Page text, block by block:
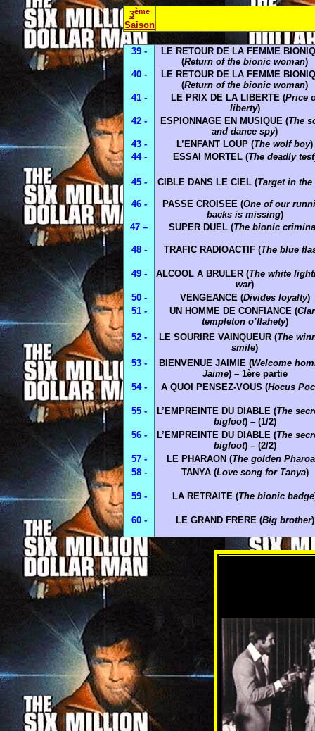
3ème
Saison
39 -
LE RETOUR DE LA FEMME
(Return of the bionic woman)
40 -
LE RETOUR DE LA FEMME
(Return of the bionic woman)
41 -
LE PRIX DE LA LIBERTE (Price
liberty)
42 -
ESPIONNAGE EN MUSIQUE (The
and dance spy)
43 -
L’ENFANT LOUP (The wolf boy)
44 -
ESSAI MORTEL (The deadly test
45 - CIBLE DANS LE CIEL (Target in the
46 - PASSE CROISEE (One of our
backs is missing)
47 –
SUPER DUEL (The bionic
48 - TRAFIC RADIOACTIF (The blue
49 - ALCOOL A BRULER (The white
war)
50 -
VENGEANCE (Divides loyalty)
51 -
UN HOMME DE CONFIANCE (
templeton o’flahety)
52 -
LE SOURIRE VAINQUEUR (The
smile)
53 -
BIENVENUE JAIMIE (Welcome
Jaime) – 1ère partie
54 -
A QUOI PENSEZ-VOUS (Hocus
55 - L’EMPREINTE DU DIABLE (The
bigfoot) – (1/2)
56 -
L’EMPREINTE DU DIABLE (The
bigfoot) – (2/2)
57 -
LE PHARAON (The golden
58 -
TANYA (Love song for Tanya)
59 - LA RETRAITE (The bionic badge
60 - LE GRAND FRERE (Big brother)